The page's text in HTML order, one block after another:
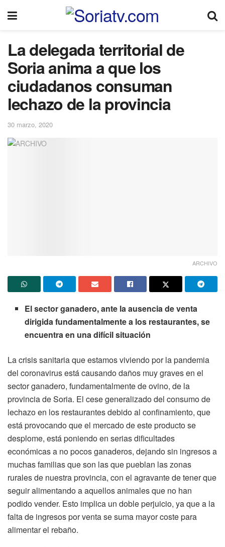
La delegada territorial de
Soria anima a que los
ciudadanos consuman
lechazo de la provincia
30 marzo, 2020
ARCHIVO
El sector ganadero, ante la ausencia de venta
dirigida fundamentalmente a los restaurantes, se
encuentra en una difícil situación
La crisis sanitaria que estamos viviendo por la pandemia
del coronavirus está causando daños muy graves en el
sector ganadero, fundamentalmente de ovino, de la
provincia de Soria. El cese generalizado del consumo de
lechazo en los restaurantes debido al confinamiento, que
está provocando que el mercado de este producto se
desplome, está poniendo en serias dificultades
económicas a no pocos ganaderos, dejando sin ingresos a
muchas familias que son las que pueblan las zonas
rurales de nuestra provincia, con el agravante de tener que
seguir alimentando a aquellos animales que no han
podido vender. Esto implica un doble perjuicio, ya que a la
falta de ingresos por venta se suma mayor coste para
alimentar el rebaño.